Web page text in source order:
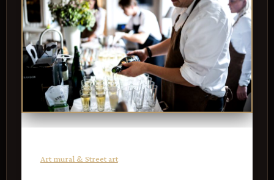
Art mural & Street art